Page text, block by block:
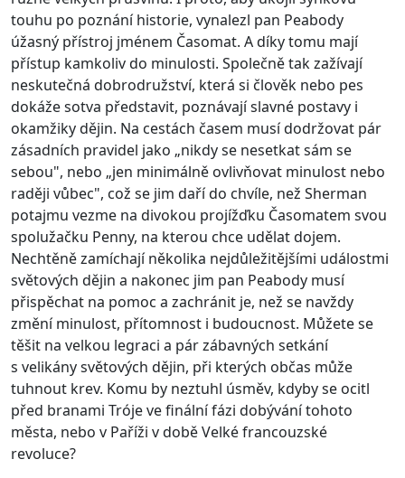
touhu po poznání historie, vynalezl pan Peabody
úžasný přístroj jménem Časomat. A díky tomu mají
přístup kamkoliv do minulosti. Společně tak zažívají
neskutečná dobrodružství, která si člověk nebo pes
dokáže sotva představit, poznávají slavné postavy i
okamžiky dějin. Na cestách časem musí dodržovat pár
zásadních pravidel jako „nikdy se nesetkat sám se
sebou", nebo „jen minimálně ovlivňovat minulost nebo
raději vůbec", což se jim daří do chvíle, než Sherman
potajmu vezme na divokou projížďku Časomatem svou
spolužačku Penny, na kterou chce udělat dojem.
Nechtěně zamíchají několika nejdůležitějšími událostmi
světových dějin a nakonec jim pan Peabody musí
přispěchat na pomoc a zachránit je, než se navždy
změní minulost, přítomnost i budoucnost. Můžete se
těšit na velkou legraci a pár zábavných setkání
s velikány světových dějin, při kterých občas může
tuhnout krev. Komu by neztuhl úsměv, kdyby se ocitl
před branami Tróje ve finální fázi dobývání tohoto
města, nebo v Paříži v době Velké francouzské
revoluce?